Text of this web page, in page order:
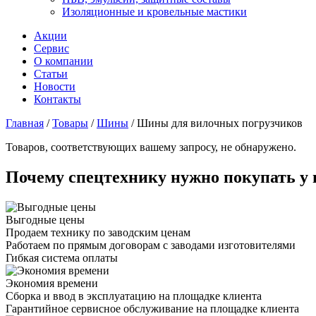
Изоляционные и кровельные мастики
Акции
Сервис
О компании
Статьи
Новости
Контакты
Главная /Товары /Шины /Шины для вилочных погрузчиков
Товаров, соответствующих вашему запросу, не обнаружено.
Почему спецтехнику нужно покупать у
Выгодные цены
Продаем технику по заводским ценам
Работаем по прямым договорам с заводами изготовителями
Гибкая система оплаты
Экономия времени
Сборка и ввод в эксплуатацию на площадке клиента
Гарантийное сервисное обслуживание на площадке клиента